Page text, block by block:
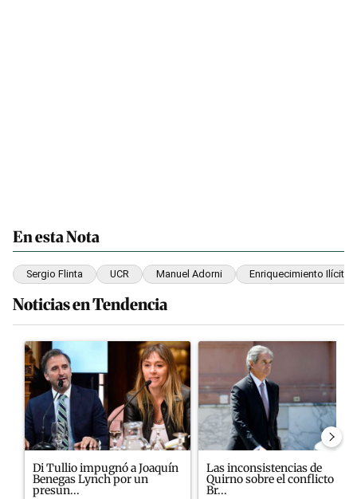
En esta Nota
Sergio Flinta UCR Manuel Adorni Enriquecimiento Ilícito
Noticias en Tendencia
Este listado muestra los artículos con más comentarios en los
Un artículo de tendencia con el título "Di Tullio impugnó a
Di Tullio impugnó a Joaquín
Benegas Lynch por un
presun...
Un artículo de tendencia con
Las inconsistencias de
Quirno sobre el conflicto con
Br...